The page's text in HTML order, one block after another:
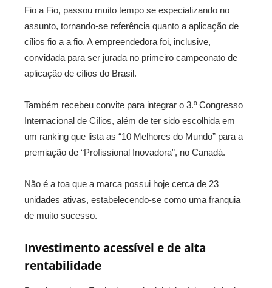
Fio a Fio, passou muito tempo se especializando no
assunto, tornando-se referência quanto a aplicação de
cílios fio a a fio. A empreendedora foi, inclusive,
convidada para ser jurada no primeiro campeonato de
aplicação de cílios do Brasil.
Também recebeu convite para integrar o 3.ºCongresso
Internacional de Cílios, além de ter sido escolhida em
um ranking que lista as “10 Melhores do Mundo” para a
premiação de “Profissional Inovadora”, no Canadá.
Não é a toa que a marca possui hoje cerca de 23
unidades ativas, estabelecendo-se como uma franquia
de muito sucesso.
Investimento acessível e de alta
rentabilidade